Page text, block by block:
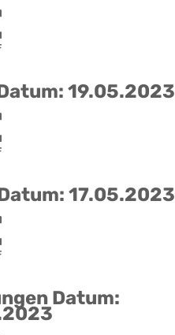
19.05.2023
17.05.2023
Datum: